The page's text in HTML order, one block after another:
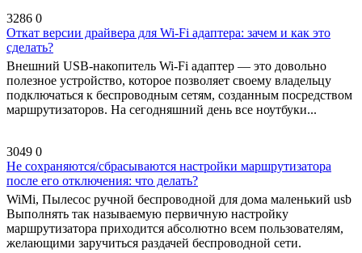
3286 0
Откат версии драйвера для Wi-Fi адаптера: зачем и как это
сделать?
Внешний USB-накопитель Wi-Fi адаптер — это довольно
полезное устройство, которое позволяет своему владельцу
подключаться к беспроводным сетям, созданным посредством
маршрутизаторов. На сегодняшний день все ноутбуки...
3049 0
Не сохраняются/сбрасываются настройки маршрутизатора
после его отключения: что делать?
WiMi, Пылесос ручной беспроводной для дома маленький usb
Выполнять так называемую первичную настройку
маршрутизатора приходится абсолютно всем пользователям,
желающими заручиться раздачей беспроводной сети.